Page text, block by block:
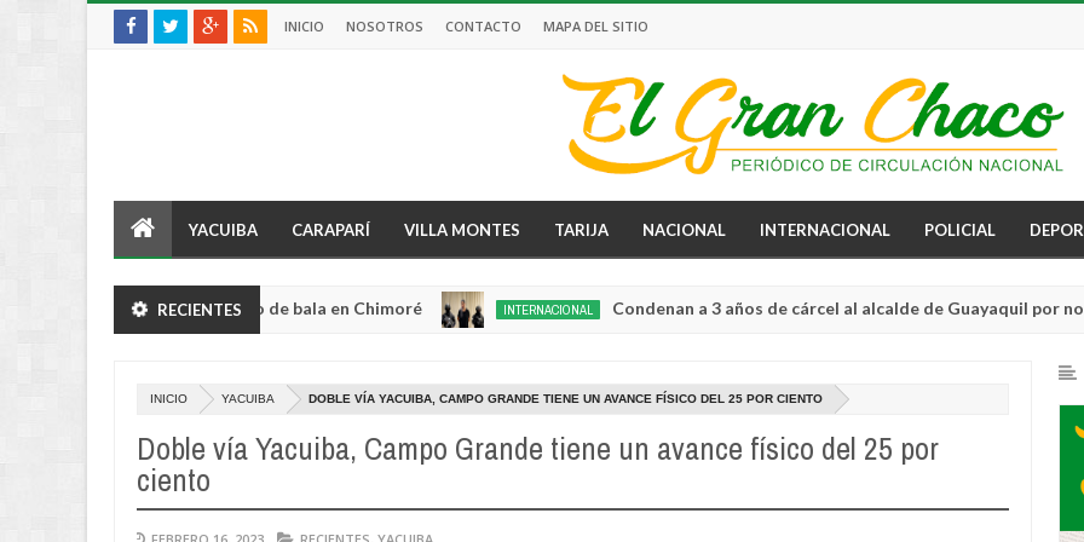
INICIO NOSOTROS CONTACTO MAPA DEL SITIO
YACUIBA CARAPARÍ VILLA MONTES TARIJA NACIONAL INTERNACIONAL POLICIAL
RECIENTES
robo y queda herido de bala en Chimoré INTERNACIONAL Condenan a 3 años de cárcel al alcalde de Guayaquil por no usar
INICIO YACUIBA DOBLE VÍA YACUIBA, CAMPO GRANDE TIENE UN AVANCE FÍSICO DEL 25 POR CIENTO
Doble vía Yacuiba, Campo Grande tiene un avance físico del 25 por
ciento